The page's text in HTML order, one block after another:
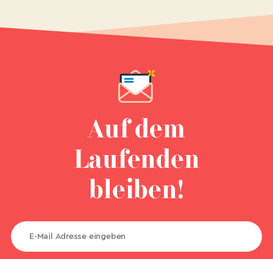
Auf dem
Laufenden
bleiben!